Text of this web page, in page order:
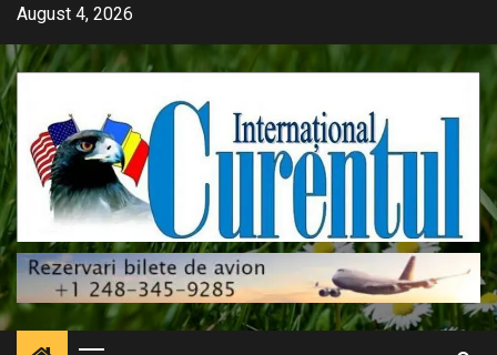
Skip
content
August 4, 2026